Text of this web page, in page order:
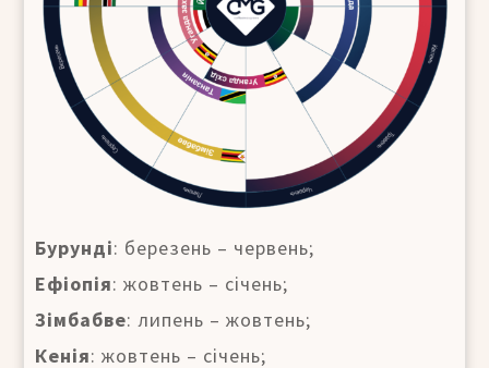
Бурунді: березень – червень;
Ефіопія: жовтень – січень;
Зімбабве: липень – жовтень;
Кенія: жовтень – січень;